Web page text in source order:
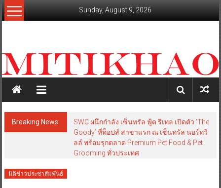
Skip
to
Sunday, August 9, 2026
สะท้อน
ลึก
เหลี่ยม
มุม
เศรษฐกิจ-
การเมือง-
Breaking News:
SWC ผนึกกำลัง เซ็นทรัล ฟู้ด รีเทล เปิดตัว ‘The
Goody’ ที่ท็อปส์ สาขาแรก ณ เซ็นทรัล นอร์ทวิ
ลล์ พร้อมรุกตลาด Premium Pet Food & Pet
Grooming ทั่วประเทศ
มิติข่าวประชาสัมพันธ์